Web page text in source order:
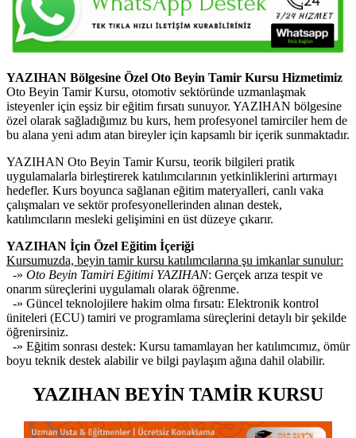
YAZIHAN Bölgesine Özel Oto Beyin Tamir Kursu Hizmetimiz
Oto Beyin Tamir Kursu, otomotiv sektöründe uzmanlaşmak
isteyenler için eşsiz bir eğitim fırsatı sunuyor. YAZIHAN bölgesine
özel olarak sağladığımız bu kurs, hem profesyonel tamirciler hem de
bu alana yeni adım atan bireyler için kapsamlı bir içerik sunmaktadır.
YAZIHAN Oto Beyin Tamir Kursu, teorik bilgileri pratik
uygulamalarla birleştirerek katılımcılarının yetkinliklerini artırmayı
hedefler. Kurs boyunca sağlanan eğitim materyalleri, canlı vaka
çalışmaları ve sektör profesyonellerinden alınan destek,
katılımcıların mesleki gelişimini en üst düzeye çıkarır.
YAZIHAN İçin Özel Eğitim İçeriği
Kursumuzda, beyin tamir kursu katılımcılarına şu imkanlar sunulur:
-» Oto Beyin Tamiri Eğitimi YAZIHAN: Gerçek arıza tespit ve
onarım süreçlerini uygulamalı olarak öğrenme.
-» Güncel teknolojilere hakim olma fırsatı: Elektronik kontrol
üniteleri (ECU) tamiri ve programlama süreçlerini detaylı bir şekilde
öğrenirsiniz.
-» Eğitim sonrası destek: Kursu tamamlayan her katılımcımız, ömür
boyu teknik destek alabilir ve bilgi paylaşım ağına dahil olabilir.
YAZIHAN BEYİN TAMİR KURSU